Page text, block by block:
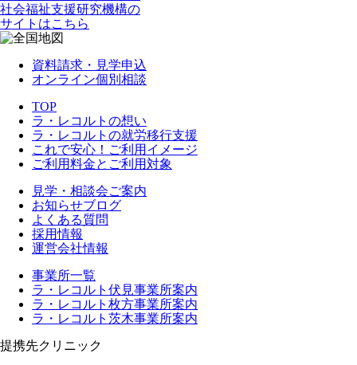
社会福祉支援研究機構の
サイトはこちら
資料請求・見学申込
オンライン個別相談
TOP
ラ・レコルトの想い
ラ・レコルトの就労移行支援
これで安心！ご利用イメージ
ご利用料金とご利用対象
見学・相談会ご案内
お知らせブログ
よくある質問
採用情報
運営会社情報
事業所一覧
ラ・レコルト伏見事業所案内
ラ・レコルト枚方事業所案内
ラ・レコルト茨木事業所案内
提携先クリニック